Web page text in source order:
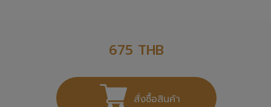
675 THB
สั่งซื้อสินค้า